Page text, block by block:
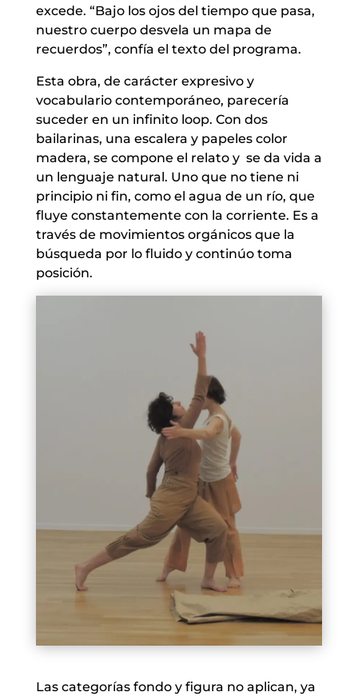
excede. “Bajo los ojos del tiempo que pasa,
nuestro cuerpo desvela un mapa de
recuerdos”, confía el texto del programa.
Esta obra, de carácter expresivo y
vocabulario contemporáneo, parecería
suceder en un infinito loop. Con dos
bailarinas, una escalera y papeles color
madera, se compone el relato y se da vida a
un lenguaje natural. Uno que no tiene ni
principio ni fin, como el agua de un río, que
fluye constantemente con la corriente. Es a
través de movimientos orgánicos que la
búsqueda por lo fluido y continúo toma
posición.
Las categorías fondo y figura no aplican, ya